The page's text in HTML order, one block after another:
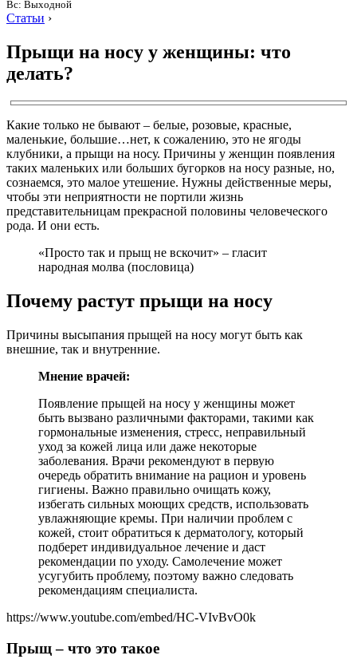
Вс: Выходной
Статьи ›
Прыщи на носу у женщины: что
делать?
Какие только не бывают – белые, розовые, красные,
маленькие, большие…нет, к сожалению, это не ягоды
клубники, а прыщи на носу. Причины у женщин появления
таких маленьких или больших бугорков на носу разные, но,
сознаемся, это малое утешение. Нужны действенные меры,
чтобы эти неприятности не портили жизнь
представительницам прекрасной половины человеческого
рода. И они есть.
«Просто так и прыщ не вскочит» – гласит
народная молва (пословица)
Почему растут прыщи на носу
Причины высыпания прыщей на носу могут быть как
внешние, так и внутренние.
Мнение врачей:
Появление прыщей на носу у женщины может
быть вызвано различными факторами, такими как
гормональные изменения, стресс, неправильный
уход за кожей лица или даже некоторые
заболевания. Врачи рекомендуют в первую
очередь обратить внимание на рацион и уровень
гигиены. Важно правильно очищать кожу,
избегать сильных моющих средств, использовать
увлажняющие кремы. При наличии проблем с
кожей, стоит обратиться к дерматологу, который
подберет индивидуальное лечение и даст
рекомендации по уходу. Самолечение может
усугубить проблему, поэтому важно следовать
рекомендациям специалиста.
https://www.youtube.com/embed/HC-VIvBvO0k
Прыщ – что это такое